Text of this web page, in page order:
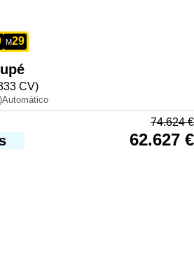
M29
CV)
Automático
74.624€
62.627 €